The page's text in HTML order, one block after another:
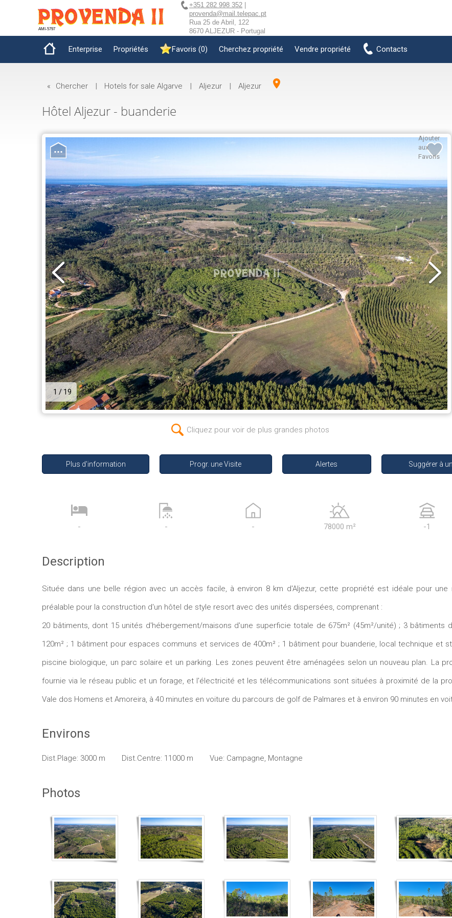
AMI-5797
+351 282 998 352
provenda@mail.telepac.pt
Rua 25 de Abril, 122
8670 ALJEZUR - Portugal
Enterprise Propriétés Favoris (0) Cherchez propriété Vendre propriété Contacts
« Chercher | Hotels for sale Algarve | Aljezur | Aljezur
Hôtel Aljezur - buanderie
1 / 19
Ajouter
aux
Favoris
Cliquez pour voir de plus grandes photos
Plus d'information Progr. une Visite Alertes Suggérer à
- - - 78000 m² -1
Description
Située dans une belle région avec un accès facile, à environ 8 km d'Aljezur, cette propriété est idéale pour
préalable pour la construction d'un hôtel de style resort avec des unités dispersées, comprenant :
20 bâtiments, dont 15 unités d'hébergement/maisons d'une superficie totale de 675m² (45m²/unité) ; 3
120m² ; 1 bâtiment pour espaces communs et services de 400m² ; 1 bâtiment pour buanderie, local technique et
piscine biologique, un parc solaire et un parking. Les zones peuvent être aménagées selon un nouveau plan. La
fournie via le réseau public et un forage, et l'électricité et les télécommunications sont situées à proximité de la
Vale dos Homens et Amoreira, à 40 minutes en voiture du parcours de golf de Palmares et à environ 90 minutes en
Environs
Dist.Plage: 3000 m Dist.Centre: 11000 m Vue: Campagne, Montagne
Photos